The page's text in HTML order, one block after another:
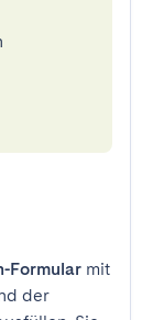
Formular mit
der